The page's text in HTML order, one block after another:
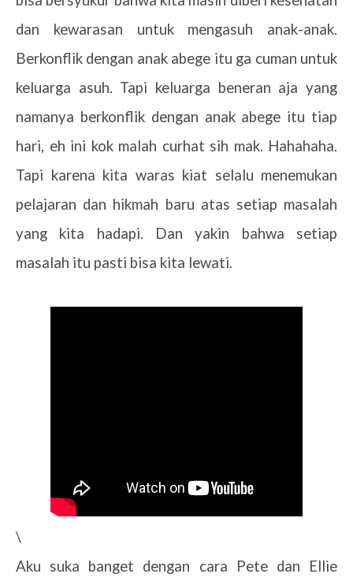
dan kewarasan untuk mengasuh anak-anak.
Berkonflik dengan anak abege itu ga cuman untuk
keluarga asuh. Tapi keluarga beneran aja yang
namanya berkonflik dengan anak abege itu tiap
hari, eh ini kok malah curhat sih mak. Hahahaha.
Tapi karena kita waras kiat selalu menemukan
pelajaran dan hikmah baru atas setiap masalah
yang kita hadapi. Dan yakin bahwa setiap
masalah itu pasti bisa kita lewati.
\
Aku suka banget dengan cara Pete dan Ellie